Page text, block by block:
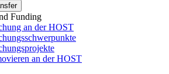
Funding
an der HOST
an der HOST